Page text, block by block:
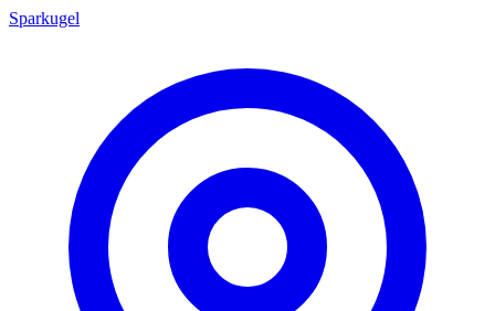
Sparkugel